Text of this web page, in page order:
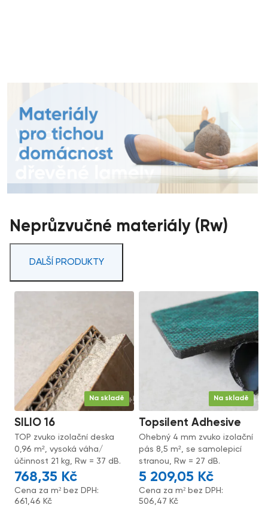
Neprůzvučné materiály (Rw)
DALŠÍ PRODUKTY
Na skladě
SILIO 16
TOP zvuko izolační deska
0,96 m², vysoká váha/
účinnost 21 kg, Rw = 37 dB.
768,35 Kč
Cena za m² bez DPH:
661,46 Kč
Na skladě
Topsilent Adhesive
Ohebný 4 mm zvuko izolační
pás 8,5 m², se samolepicí
stranou, Rw = 27 dB.
5 209,05 Kč
Cena za m² bez DPH:
506,47 Kč